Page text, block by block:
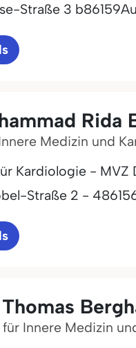
Straße 3 b86159
Rida
Medizin und
Kardiologie - MVZ
Straße 2 - 4
für Innere Medizin